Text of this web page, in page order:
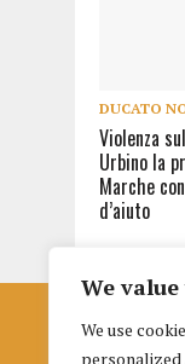
We
We use
personalized
DUCATO
Violenza
Urbino la
Marche
d’aiuto